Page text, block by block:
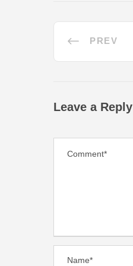
PREV
Leave a Reply